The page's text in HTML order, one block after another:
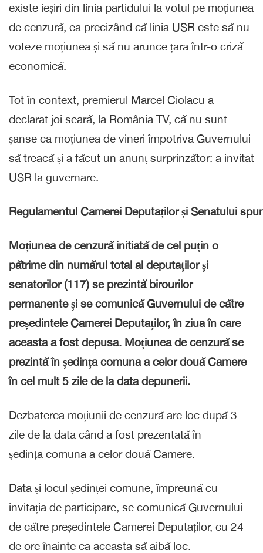
existe ieșiri din linia partidului la votul pe moțiunea
de cenzură, ea precizând că linia USR este să nu
voteze moțiunea și să nu arunce țara într-o criză
economică.
Tot în context, premierul Marcel Ciolacu a
declarat joi seară, la România TV, că nu sunt
șanse ca moțiunea de vineri împotriva Guvernului
să treacă și a făcut un anunț surprinzător: a invitat
USR la guvernare.
Regulamentul Camerei Deputaților și Senatului
Moțiunea de cenzură initiată de cel puțin o
pătrime din numărul total al deputaților și
senatorilor (117) se prezintă birourilor
permanente și se comunică Guvernului de către
președintele Camerei Deputaților, în ziua în care
aceasta a fost depusa. Moțiunea de cenzură se
prezintă în ședința comuna a celor două Camere
în cel mult 5 zile de la data depunerii.
Dezbaterea moțiunii de cenzură are loc după 3
zile de la data când a fost prezentată în
ședința comuna a celor două Camere.
Data și locul ședinței comune, împreună cu
invitația de participare, se comunică Guvernului
de către președintele Camerei Deputaților, cu 24
de ore înainte ca aceasta să aibă loc.